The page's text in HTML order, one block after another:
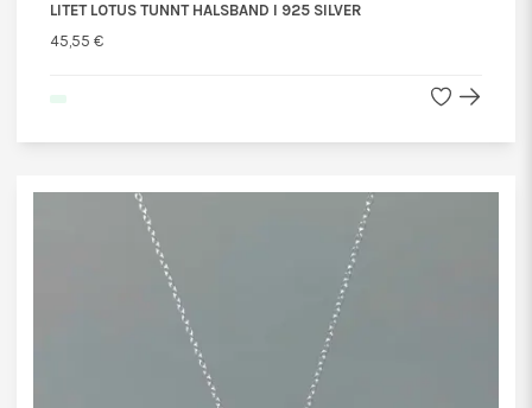
LITET LOTUS TUNNT HALSBAND I 925 SILVER
45,55 €